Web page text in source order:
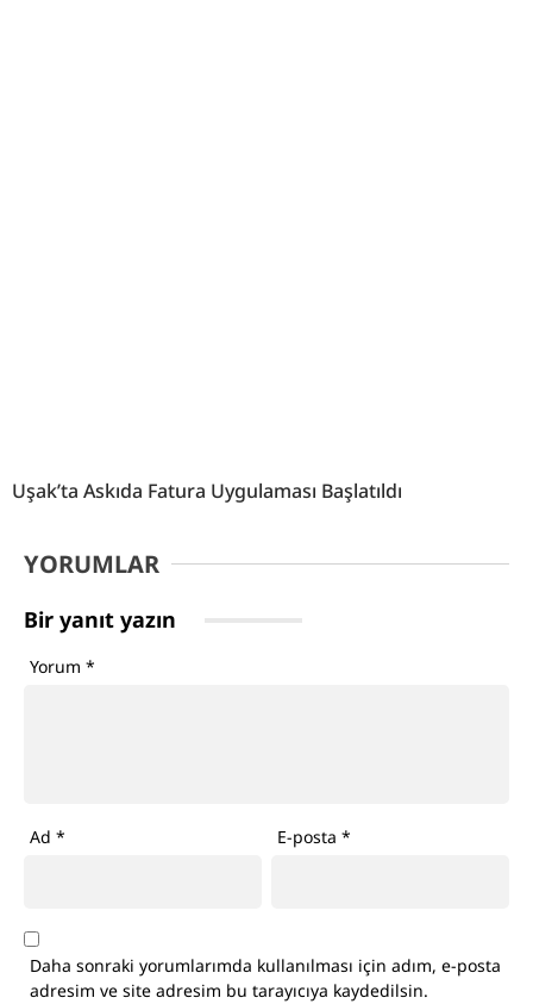
Uşak’ta Askıda Fatura Uygulaması Başlatıldı
YORUMLAR
Bir yanıt yazın
Yorum *
Ad * E-posta*
Daha sonraki yorumlarımda kullanılması için adım, e-posta
adresim ve site adresim bu tarayıcıya kaydedilsin.